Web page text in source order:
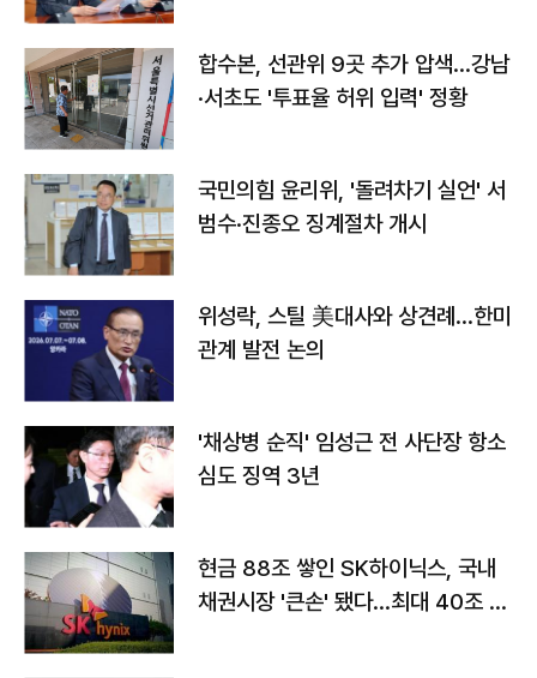
합수본, 선관위 9곳 추가 압색…강남
·서초도 '투표율 허위 입력' 정황
국민의힘 윤리위, '돌려차기 실언' 서
범수·진종오 징계절차 개시
위성락, 스틸 美대사와 상견례…한미
관계 발전 논의
'채상병 순직' 임성근 전 사단장 항소
심도 징역 3년
현금 88조 쌓인 SK하이닉스, 국내
채권시장 '큰손' 됐다…최대 40조 투